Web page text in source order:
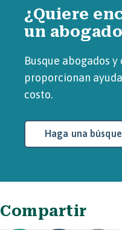
¿Quiere
un
Busque abogados
proporcionan
costo.
Haga una
Compartir